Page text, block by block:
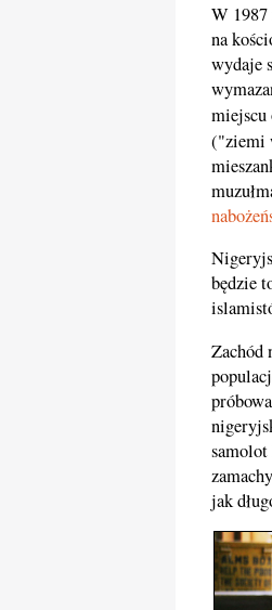
W 1987
na
wydaje
miejscu
("ziemi
będzie
Zachód
jak